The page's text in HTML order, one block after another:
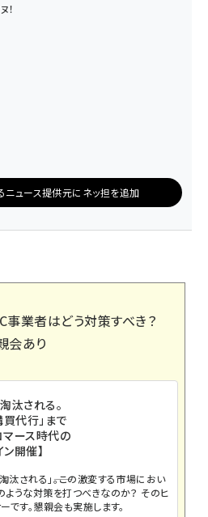
！
ニュース提供元にネッ担を追加
事業者はどう対策すべき？
会あり
汰される。
買代行」まで
マース時代の
開催】
される」――。この激変する市場におい
ような対策を打つべきなのか？ そのヒ
です。懇親会も実施します。